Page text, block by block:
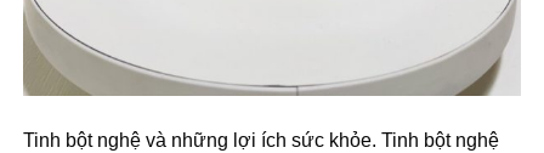
Tinh bột nghệ và những lợi ích sức khỏe. Tinh bột nghệ